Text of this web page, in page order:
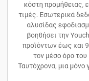
κόστη προμήθειας,
τιμές. Εσωτερικά
αλυσίδας
βοηθήσει την
προϊόντων έως και
τον μέσο όρο του
Ταυτόχρονα, μια